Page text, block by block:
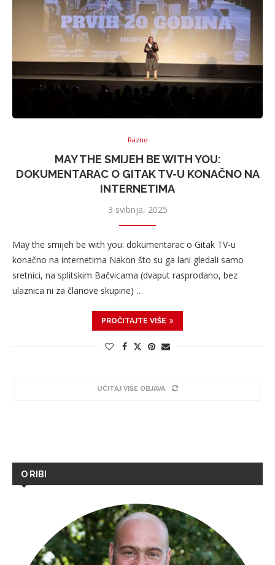
Razno
MAY THE SMIJEH BE WITH YOU:
DOKUMENTARAC O GITAK TV-U KONAČNO NA
INTERNETIMA
3 svibnja, 2025
May the smijeh be with you: dokumentarac o Gitak TV-u
konačno na internetima Nakon što su ga lani gledali samo
sretnici, na splitskim Bačvicama (dvaput rasprodano, bez
ulaznica ni za članove skupine) …
PROČITAJTE VIŠE
UČITAJ VIŠE OBJAVA
O RIBI